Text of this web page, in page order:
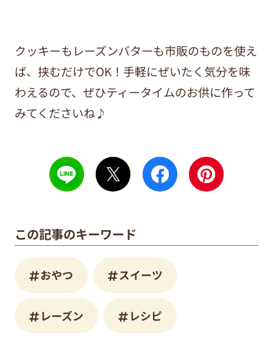
クッキーもレーズンバターも市販のものを使え
ば、挟むだけでOK！手軽にぜいたく気分を味
わえるので、ぜひティータイムのお供に作って
みてくださいね♪
この記事のキーワード
おやつ スイーツ
レーズン レシピ